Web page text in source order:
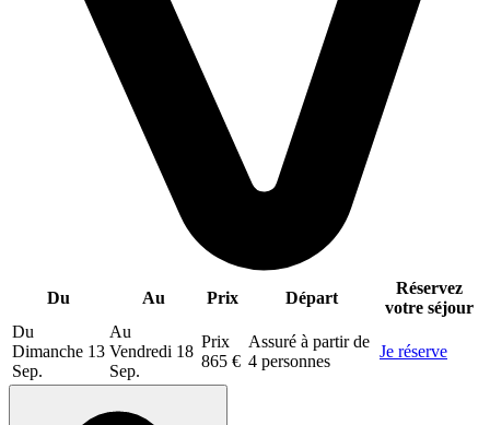
Du Au Prix Départ
Réservez
votre séjour
Du
Dimanche 13
Sep.
Au
Vendredi 18
Sep.
Prix
865 €
Assuré à partir de
4 personnes
Je réserve